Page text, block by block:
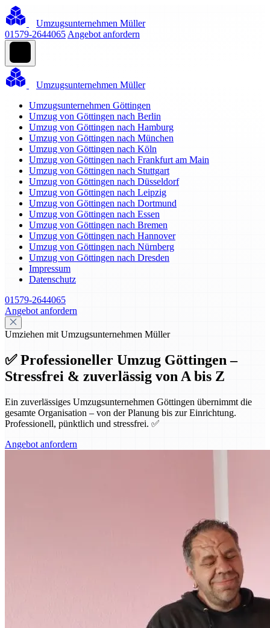
Umzugsunternehmen Müller
01579-2644065 Angebot anfordern
Umzugsunternehmen Müller
Umzugsunternehmen Göttingen
Umzug von Göttingen nach Berlin
Umzug von Göttingen nach Hamburg
Umzug von Göttingen nach München
Umzug von Göttingen nach Köln
Umzug von Göttingen nach Frankfurt am Main
Umzug von Göttingen nach Stuttgart
Umzug von Göttingen nach Düsseldorf
Umzug von Göttingen nach Leipzig
Umzug von Göttingen nach Dortmund
Umzug von Göttingen nach Essen
Umzug von Göttingen nach Bremen
Umzug von Göttingen nach Hannover
Umzug von Göttingen nach Nürnberg
Umzug von Göttingen nach Dresden
Impressum
Datenschutz
01579-2644065
Angebot anfordern
Umziehen mit Umzugsunternehmen Müller
✅ Professioneller Umzug Göttingen –
Stressfrei & zuverlässig von A bis Z
Ein zuverlässiges Umzugsunternehmen Göttingen übernimmt die
gesamte Organisation – von der Planung bis zur Einrichtung.
Professionell, pünktlich und stressfrei. ✅
Angebot anfordern